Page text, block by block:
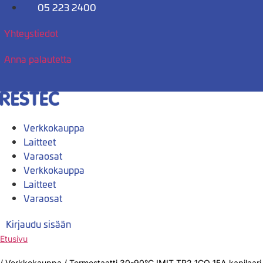
Mene
05 223 2400
Yhteystiedot
Anna palautetta
Verkkokauppa
Laitteet
Varaosat
Verkkokauppa
Laitteet
Varaosat
Kirjaudu sisään
Etusivu